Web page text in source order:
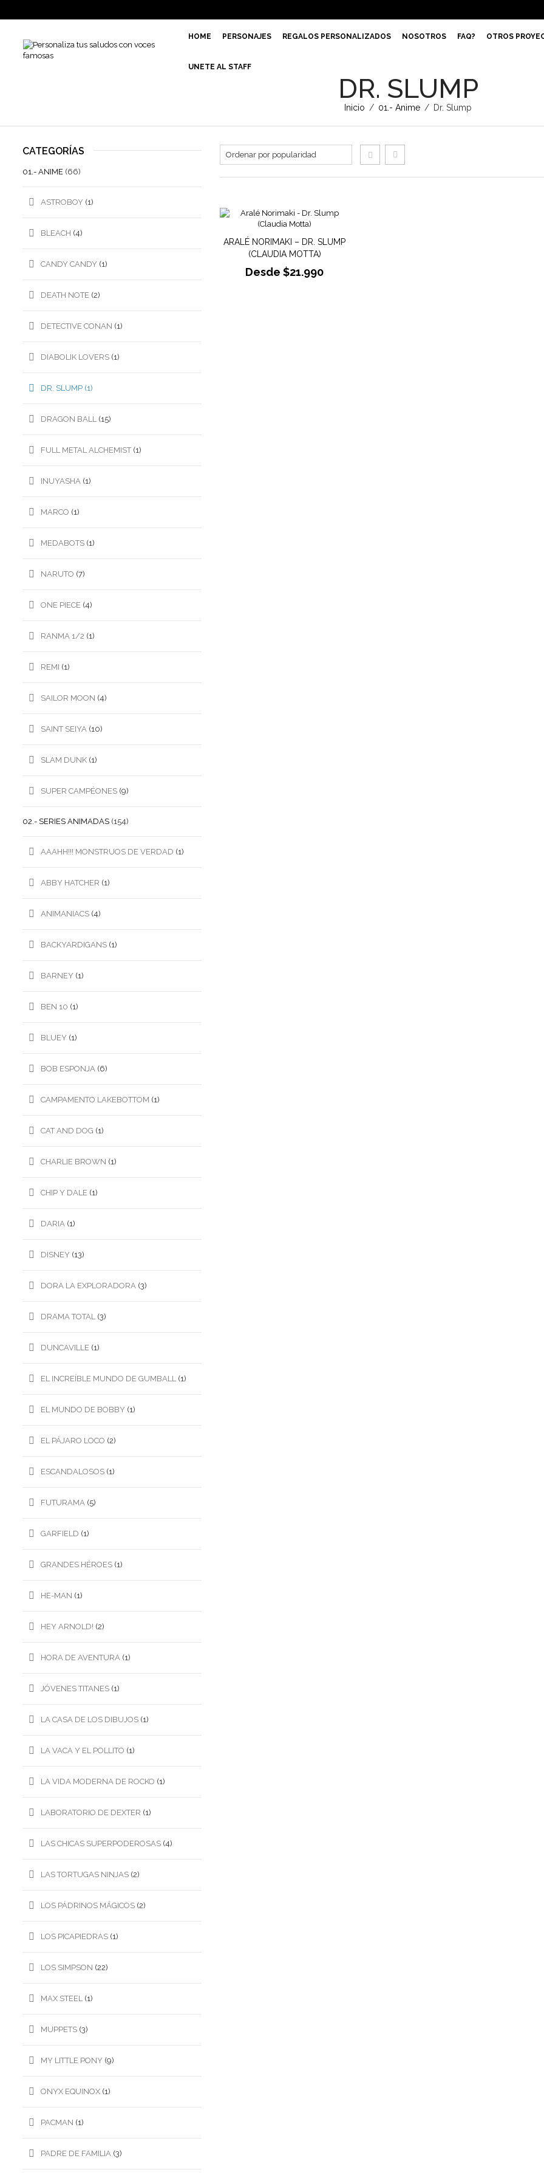
HOME PERSONAJES REGALOS PERSONALIZADOS NOSOTROS FAQ? OTROS
UNETE AL STAFF
DR. SLUMP
Inicio / 01.- Anime / Dr. Slump
ARALÉ NORIMAKI – DR. SLUMP
(CLAUDIA MOTTA)
Desde$21.990
CATEGORÍAS
01.- ANIME (66)
ASTROBOY (1)
BLEACH (4)
CANDY CANDY (1)
DEATH NOTE (2)
DETECTIVE CONAN (1)
DIABOLIK LOVERS (1)
DR. SLUMP (1)
DRAGON BALL (15)
FULL METAL ALCHEMIST (1)
INUYASHA (1)
MARCO (1)
MEDABOTS (1)
NARUTO (7)
ONE PIECE (4)
RANMA 1/2 (1)
REMI (1)
SAILOR MOON (4)
SAINT SEIYA (10)
SLAM DUNK (1)
SUPER CAMPÉONES (9)
02.- SERIES ANIMADAS (154)
AAAHH!!! MONSTRUOS DE VERDAD (1)
ABBY HATCHER (1)
ANIMANIACS (4)
BACKYARDIGANS (1)
BARNEY (1)
BEN 10 (1)
BLUEY (1)
BOB ESPONJA (6)
CAMPAMENTO LAKEBOTTOM (1)
CAT AND DOG (1)
CHARLIE BROWN (1)
CHIP Y DALE (1)
DARIA (1)
DISNEY (13)
DORA LA EXPLORADORA (3)
DRAMA TOTAL (3)
DUNCAVILLE (1)
EL INCREÍBLE MUNDO DE GUMBALL (1)
EL MUNDO DE BOBBY (1)
EL PÁJARO LOCO (2)
ESCANDALOSOS (1)
FUTURAMA (5)
GARFIELD (1)
GRANDES HÉROES (1)
HE-MAN (1)
HEY ARNOLD! (2)
HORA DE AVENTURA (1)
JÓVENES TITANES (1)
LA CASA DE LOS DIBUJOS (1)
LA VACA Y EL POLLITO (1)
LA VIDA MODERNA DE ROCKO (1)
LABORATORIO DE DEXTER (1)
LAS CHICAS SUPERPODEROSAS (4)
LAS TORTUGAS NINJAS (2)
LOS PÁDRINOS MÁGICOS (2)
LOS PICAPIEDRAS (1)
LOS SIMPSON (22)
MAX STEEL (1)
MUPPETS (3)
MY LITTLE PONY (9)
ONYX EQUINOX (1)
PACMAN (1)
PADRE DE FAMILIA (3)